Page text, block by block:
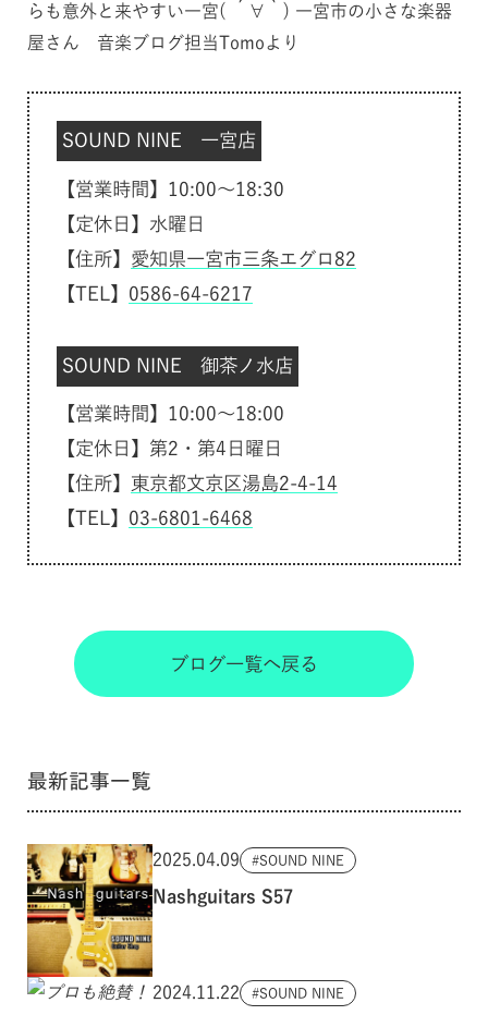
らも意外と来やすい一宮( ´∀｀) 一宮市の小さな楽器
屋さん 音楽ブログ担当Tomoより
SOUND NINE 一宮店
【営業時間】10:00～18:30
【定休日】水曜日
【住所】 愛知県一宮市三条エグロ82
【TEL】 0586-64-6217
SOUND NINE 御茶ノ水店
【営業時間】10:00～18:00
【定休日】第2・第4日曜日
【住所】 東京都文京区湯島2-4-14
【TEL】 03-6801-6468
ブログ一覧へ戻る
最新記事一覧
2025.04.09 SOUND NINE
Nashguitars S57
2024.11.22 SOUND NINE